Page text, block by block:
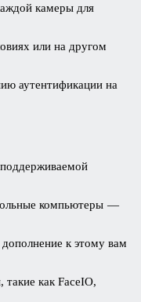
камеры для
или на другом
аутентификации на
компьютеры —
к этому вам
как FaceIO,